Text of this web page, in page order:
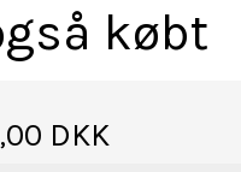
købt
DKK